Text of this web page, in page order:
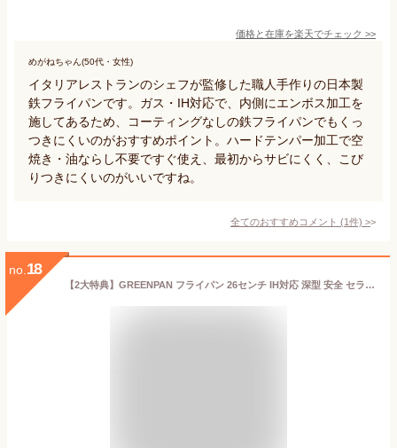
価格と在庫を楽天でチェック >>
めがねちゃん(50代・女性)
イタリアレストランのシェフが監修した職人手作りの日本製
鉄フライパンです。ガス・IH対応で、内側にエンボス加工を
施してあるため、コーティングなしの鉄フライパンでもくっ
つきにくいのがおすすめポイント。ハードテンパー加工で空
焼き・油ならし不要ですぐ使え、最初からサビにくく、こび
りつきにくいのがいいですね。
全てのおすすめコメント (1件) >
no. 18
【2大特典】GREENPAN フライパン 26センチ IH対応 深型 安全 セラミック ノンスティック PFOA フリー フッ素加工なし 焦げ付かない 木製ハンドル おしゃれ ギフト Mayflower CC001898-001【ポイント10倍 送料無料】［ グリーンパン メイフラワー フライパン 26cm ］